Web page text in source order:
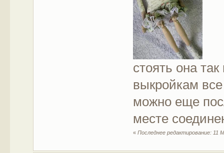
стоять она
выкройкам
можно еще
месте
«Последнее редактирование: 11